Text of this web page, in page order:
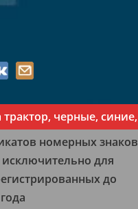
черные, синие,
номерных знаков
исключительно для
до